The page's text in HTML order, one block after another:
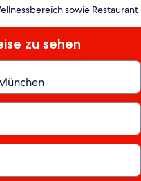
sowie Restaurant
zu sehen